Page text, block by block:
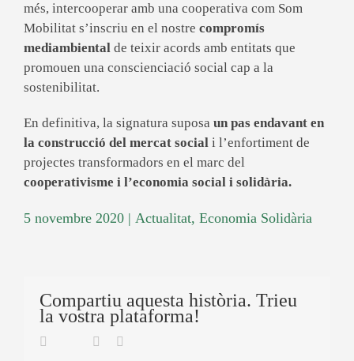
més, intercooperar amb una cooperativa com Som
Mobilitat s’inscriu en el nostre compromís
mediambiental de teixir acords amb entitats que
promouen una conscienciació social cap a la
sostenibilitat.
En definitiva, la signatura suposa un pas endavant en
la construcció del mercat social i l’enfortiment de
projectes transformadors en el marc del
cooperativisme i l’economia social i solidària.
5 novembre 2020 | Actualitat, Economia Solidària
Compartiu aquesta història. Trieu
la vostra plataforma!
Facebook
TwitterLinkedin